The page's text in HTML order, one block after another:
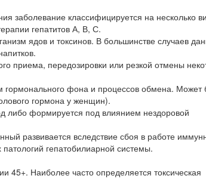
заболевание классифицируется на несколько
гепатитов А, В, С.
ядов и токсинов. В большинстве случаев
приема, передозировки или резкой отмены
фона и процессов обмена. Может
гормона у женщин).
либо формируется под влиянием нездоровой
развивается вследствие сбоя в работе
гепатобилиарной системы.
45+. Наиболее часто определяется токсическая